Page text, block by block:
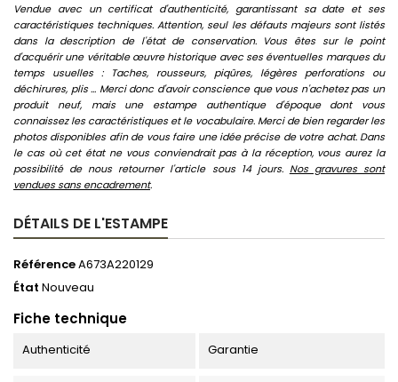
Vendue avec un certificat d'authenticité, garantissant sa date et ses
caractéristiques techniques. Attention, seul les défauts majeurs sont listés
dans la description de l'état de conservation. Vous êtes sur le point
d'acquérir une véritable œuvre historique avec ses éventuelles marques du
temps usuelles : Taches, rousseurs, piqûres, légères perforations ou
déchirures, plis ... Merci donc d'avoir conscience que vous n'achetez pas un
produit neuf, mais une estampe authentique d'époque dont vous
connaissez les caractéristiques et le vocabulaire. Merci de bien regarder les
photos disponibles afin de vous faire une idée précise de votre achat. Dans
le cas où cet état ne vous conviendrait pas à la réception, vous aurez la
possibilité de nous retourner l'article sous 14 jours. Nos gravures sont
vendues sans encadrement.
DÉTAILS DE L'ESTAMPE
RéférenceA673A220129
État Nouveau
Fiche technique
Authenticité Garantie